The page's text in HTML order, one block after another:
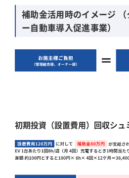
補助金活用時のイメージ
ー自動車導入促進事業）
初期投資（設置費用）回収シュ